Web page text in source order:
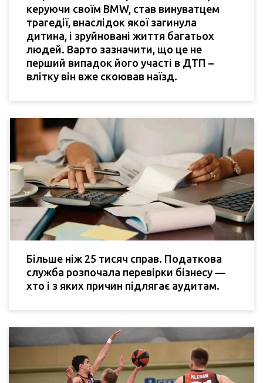
керуючи своїм BMW, став винуватцем
трагедії, внаслідок якої загинула
дитина, і зруйновані життя багатьох
людей. Варто зазначити, що це не
перший випадок його участі в ДТП –
влітку він вже скоював наїзд.
Більше ніж 25 тисяч справ. Податкова
служба розпочала перевірки бізнесу —
хто і з яких причин підлягає аудитам.